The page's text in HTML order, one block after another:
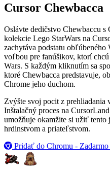
Cursor Chewbacca
Oslávte dedičstvo Chewbaccu s
kolekcie Lego StarWars na
zachytáva podstatu obľúbeného
voľbou pre fanúšikov, ktorí
Wars. S každým kliknutím sa
ktoré Chewbacca predstavuje,
Chrome jeho duchom.
Zvýšte svoj pocit z prehliadania
Inštalačný proces na
umožňuje okamžite si užiť
hrdinstvom a priateľstvom.
Pridať do Chromu - Zadarmo